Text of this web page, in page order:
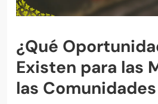
¿Qué
Existen para las
las Comunidades